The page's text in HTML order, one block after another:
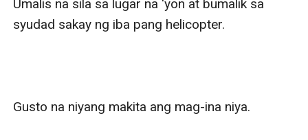
Umalis na sila sa lugar na 'yon at bumalik sa
syudad sakay ng iba pang helicopter.
Gusto na niyang makita ang mag-ina niya.